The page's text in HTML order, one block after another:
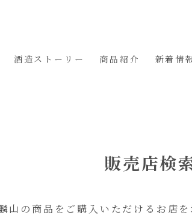
酒造ストーリー 商品紹介 新着情
販売店検
山の商品をご購入いただけるお店を